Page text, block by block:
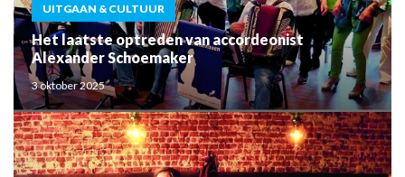
UITGAAN & CULTUUR
Het laatste optreden van accordeonist
Alexander Schoemaker
3 oktober 2025